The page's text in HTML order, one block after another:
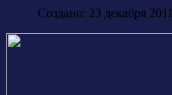
Создано: 23 декабря 2011